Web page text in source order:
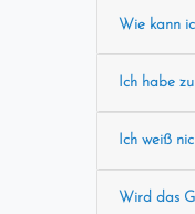
Wie kann
Ich habe
Ich weiß
Wird das